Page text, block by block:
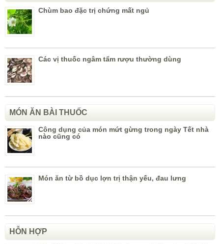
Chùm bao đặc trị chứng mất ngủ
Các vị thuốc ngâm tẩm rượu thường dùng
MÓN ĂN BÀI THUỐC
Công dụng của món mứt gừng trong ngày Tết nhà
nào cũng có
Món ăn từ bồ dục lợn trị thận yếu, đau lưng
HỖN HỢP